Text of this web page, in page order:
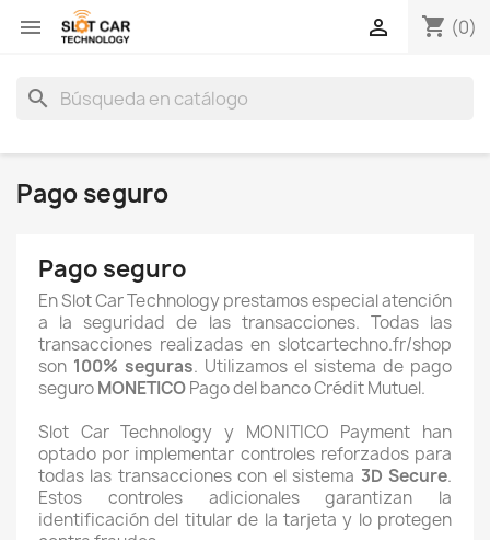
 shopping_cart (0)

search
Pago seguro
Pago seguro
En Slot Car Technology prestamos especial atención
a la seguridad de las transacciones. Todas las
transacciones realizadas en slotcartechno.fr/shop
son 100% seguras. Utilizamos el sistema de pago
seguroMONETICOPago del banco Crédit Mutuel.
Slot Car Technology y MONITICO Payment han
optado por implementar controles reforzados para
todas las transacciones con el sistema 3D Secure.
Estos controles adicionales garantizan la
identificación del titular de la tarjeta y lo protegen